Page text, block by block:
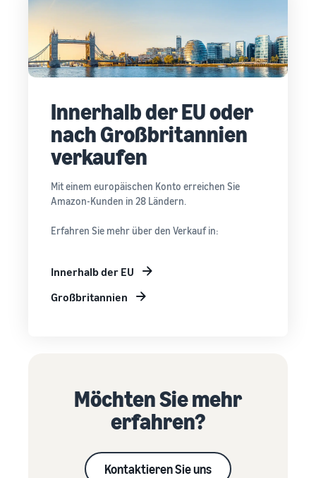
Innerhalb der EU oder
nach Großbritannien
verkaufen
Mit einem europäischen Konto erreichen Sie
Amazon-Kunden in 28 Ländern.
Erfahren Sie mehr über den Verkauf in:
Innerhalb der EU
Großbritannien
Möchten Sie mehr
erfahren?
Kontaktieren Sie uns